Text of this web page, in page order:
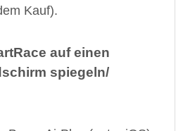
Kauf).
auf einen
spiegeln/